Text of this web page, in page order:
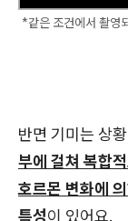
*같은 조건에서 촬영
반면 기미는 상
부에 걸쳐 복합
호르몬 변화에
특성이 있어요.